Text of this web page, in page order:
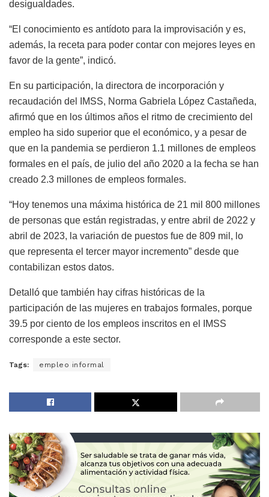
desigualdades.
“El conocimiento es antídoto para la improvisación y es,
además, la receta para poder contar con mejores leyes en
favor de la gente”, indicó.
En su participación, la directora de incorporación y
recaudación del IMSS, Norma Gabriela López Castañeda,
afirmó que en los últimos años el ritmo de crecimiento del
empleo ha sido superior que el económico, y a pesar de
que en la pandemia se perdieron 1.1 millones de empleos
formales en el país, de julio del año 2020 a la fecha se han
creado 2.3 millones de empleos formales.
“Hoy tenemos una máxima histórica de 21 mil 800 millones
de personas que están registradas, y entre abril de 2022 y
abril de 2023, la variación de puestos fue de 809 mil, lo
que representa el tercer mayor incremento” desde que
contabilizan estos datos.
Detalló que también hay cifras históricas de la
participación de las mujeres en trabajos formales, porque
39.5 por ciento de los empleos inscritos en el IMSS
corresponde a este sector.
Tags: empleo informal